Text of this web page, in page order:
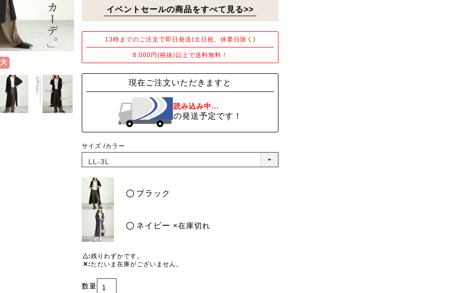
イベントセールの商品をすべて見る>>
13時までのご注文で即日発送(土日祝、休業日除く)
8,000円(税抜)以上で送料無料！
現在ご注文いただきますと
読み込み中...
の発送予定です！
サイズ カラー
ブラック
ネイビー ×在庫切れ
△ 残りわずかです。
✕ ただいま在庫がございません。